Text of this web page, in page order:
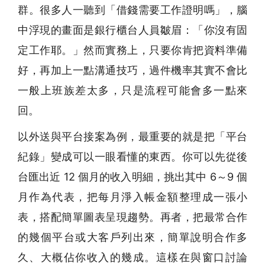
群。很多人一聽到「借錢需要工作證明嗎」，腦
中浮現的畫面是銀行櫃台人員皺眉：「你沒有固
定工作耶。」然而實務上，只要你肯把資料準備
好，再加上一點溝通技巧，過件機率其實不會比
一般上班族差太多，只是流程可能會多一點來
回。
以外送與平台接案為例，最重要的就是把「平台
紀錄」變成可以一眼看懂的東西。你可以先從後
台匯出近 12 個月的收入明細，挑出其中 6～9 個
月作為代表，把每月淨入帳金額整理成一張小
表，搭配簡單圖表呈現趨勢。再者，把最常合作
的幾個平台或大客戶列出來，簡單說明合作多
久、大概佔你收入的幾成。這樣在與窗口討論